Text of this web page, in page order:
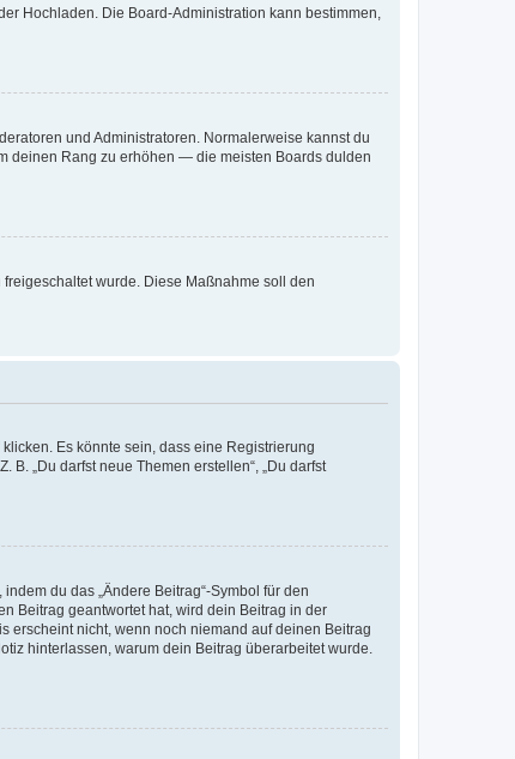
Hochladen. Die Board-Administration kann bestimmen,
und Administratoren. Normalerweise kannst du
deinen Rang zu erhöhen — die meisten Boards dulden
wurde. Diese Maßnahme soll den
Es könnte sein, dass eine Registrierung
„Du darfst neue Themen erstellen“, „Du darfst
du das „Ändere Beitrag“-Symbol für den
Beitrag geantwortet hat, wird dein Beitrag in der
erscheint nicht, wenn noch niemand auf deinen Beitrag
hinterlassen, warum dein Beitrag überarbeitet wurde.